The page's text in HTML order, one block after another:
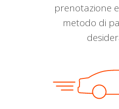
prenotazione
metodo di